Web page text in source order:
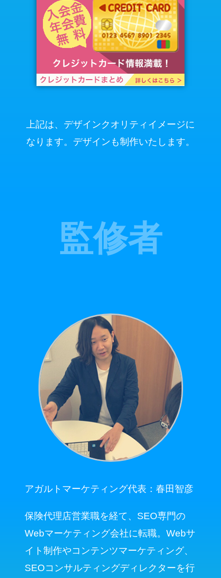
上記は、デザインクオリティイメージに
なります。デザインも制作いたします。
監修者
アガルトマーケティング代表：春田智彦
保険代理店営業職を経て、SEO専門の
Webマーケティング会社に転職。Webサ
イト制作やコンテンツマーケティング、
SEOコンサルティングディレクターを行